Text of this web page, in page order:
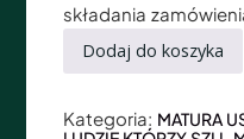
składania
Dodaj do koszyka
Kategoria: MATURA